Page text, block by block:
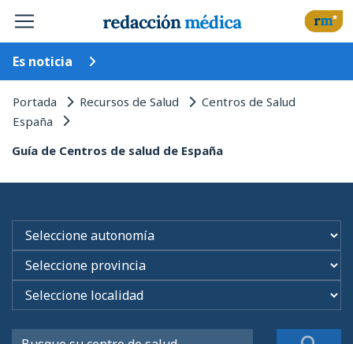
Es noticia
Portada Recursos de Salud Centros de Salud
España
Guía de Centros de salud de España